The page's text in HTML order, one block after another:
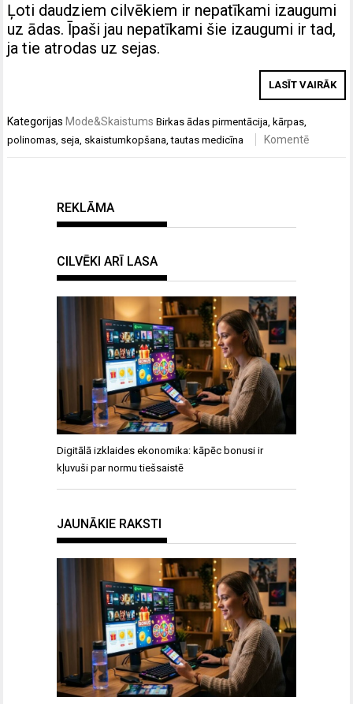
Ļoti daudziem cilvēkiem ir nepatīkami izaugumi
uz ādas. Īpaši jau nepatīkami šie izaugumi ir tad,
ja tie atrodas uz sejas.
LASĪT VAIRĀK
Kategorijas Mode&Skaistums Birkasādas pirmentācija, kārpas,
polinomas, seja, skaistumkopšana,tautas medicīna Komentē
REKLĀMA
CILVĒKI ARĪ LASA
Digitālā izklaides ekonomika: kāpēc bonusi ir
kļuvuši par normu tiešsaistē
JAUNĀKIE RAKSTI